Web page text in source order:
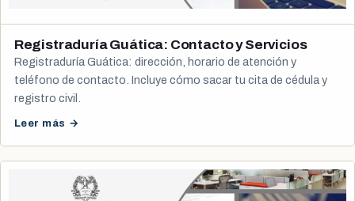
Registraduría Guática: Contacto y Servicios
Registraduría Guática: dirección, horario de atención y
teléfono de contacto. Incluye cómo sacar tu cita de cédula y
registro civil.
Leer más →